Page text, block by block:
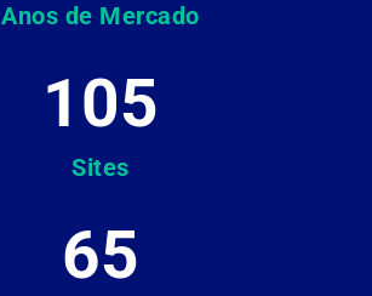
Anos de Mercado
Sites
105
65